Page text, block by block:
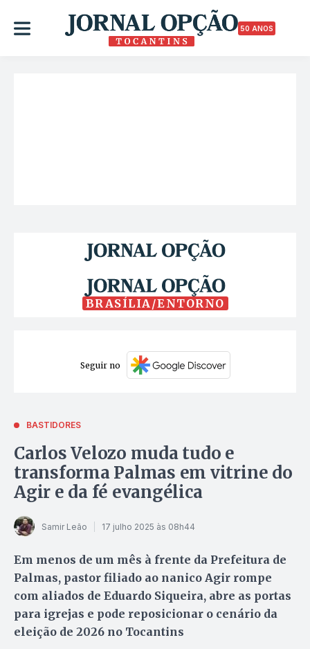
50 ANOS
BRASÍLIA/ENTORNO
Seguir no
BASTIDORES
Carlos Velozo muda tudo e
transforma Palmas em vitrine do
Agir e da fé evangélica
Samir Leão 17 julho 2025 às 08h44
Em menos de um mês à frente da Prefeitura de
Palmas, pastor filiado ao nanico Agir rompe
com aliados de Eduardo Siqueira, abre as portas
para igrejas e pode reposicionar o cenário da
eleição de 2026 no Tocantins